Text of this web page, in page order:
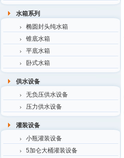
水箱系列
椭圆封头纯水箱
锥底水箱
平底水箱
卧式水箱
供水设备
无负压供水设备
压力供水设备
灌装设备
小瓶灌装设备
5加仑大桶灌装设备